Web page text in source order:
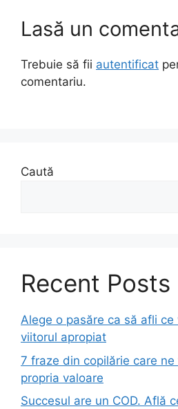
Lasă un
Trebuie să fii autentificat
comentariu.
Caută
Recent Posts
Alege o pasăre ca să afli
viitorul apropiat
7 fraze din copilărie care
propria valoare
Succesul are un COD. Află